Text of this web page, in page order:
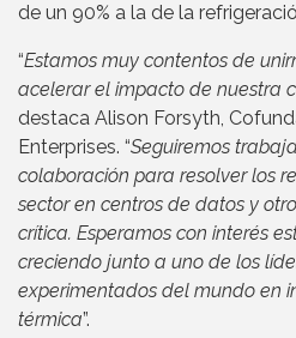
de un 90% a la de la
“Estamos muy contentos de
acelerar el impacto de nuestra
destaca Alison Forsyth,
Enterprises. “Seguiremos
colaboración para resolver los
sector en centros de datos y
crítica. Esperamos con interés
creciendo junto a uno de los
experimentados del mundo en
térmica”.